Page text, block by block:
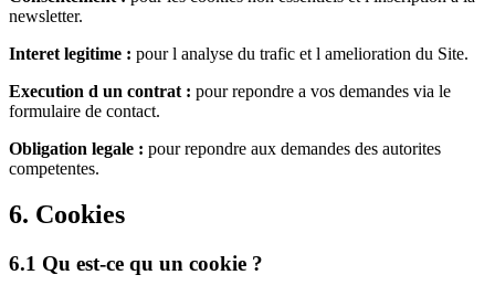
newsletter.
Interet legitime : pour l analyse du trafic et l amelioration du Site.
Execution d un contrat : pour repondre a vos demandes via le
formulaire de contact.
Obligation legale : pour repondre aux demandes des autorites
competentes.
6. Cookies
6.1 Qu est-ce qu un cookie ?